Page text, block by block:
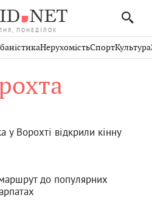
ПОНЕДІЛОК
Публікації
Авто СловкоКультура
Кіно Дім
НерухомістьСпортКультура
у Ворохті відкрили кінну
до популярних